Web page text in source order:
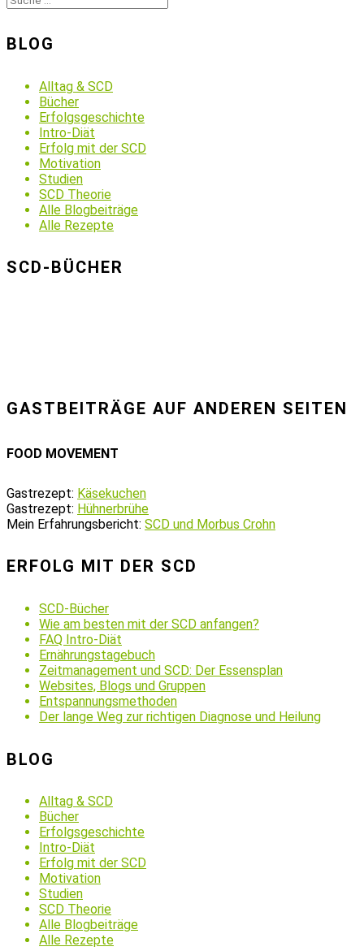
BLOG
Alltag & SCD
Bücher
Erfolgsgeschichte
Intro-Diät
Erfolg mit der SCD
Motivation
Studien
SCD Theorie
Alle Blogbeiträge
Alle Rezepte
SCD-BÜCHER
GASTBEITRÄGE AUF ANDEREN SEITEN
FOOD MOVEMENT
Gastrezept: Käsekuchen
Gastrezept: Hühnerbrühe
Mein Erfahrungsbericht: SCD und Morbus Crohn
ERFOLG MIT DER SCD
SCD-Bücher
Wie am besten mit der SCD anfangen?
FAQ Intro-Diät
Ernährungstagebuch
Zeitmanagement und SCD: Der Essensplan
Websites, Blogs und Gruppen
Entspannungsmethoden
Der lange Weg zur richtigen Diagnose und Heilung
BLOG
Alltag & SCD
Bücher
Erfolgsgeschichte
Intro-Diät
Erfolg mit der SCD
Motivation
Studien
SCD Theorie
Alle Blogbeiträge
Alle Rezepte